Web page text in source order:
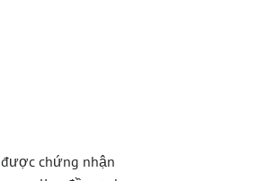
chứng nhận